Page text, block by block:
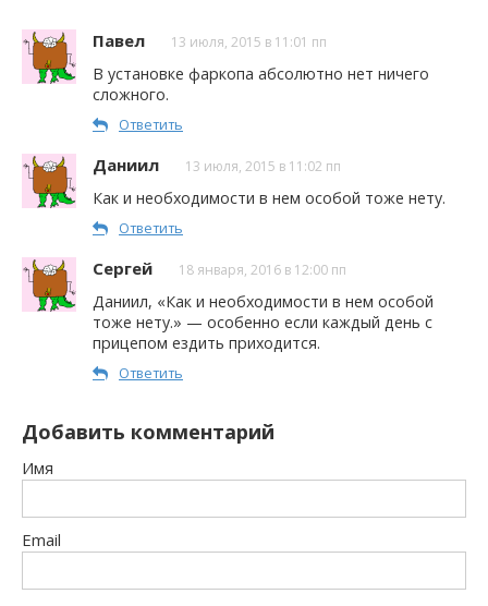
Павел 13 июля, 2015 в 11:01 пп
В установке фаркопа абсолютно нет ничего
сложного.
Ответить
Даниил 13 июля, 2015 в 11:02 пп
Как и необходимости в нем особой тоже нету.
Ответить
Сергей 18 января, 2016 в 12:00 пп
Даниил, «Как и необходимости в нем особой
тоже нету.» — особенно если каждый день с
прицепом ездить приходится.
Ответить
Добавить комментарий
Имя
Email